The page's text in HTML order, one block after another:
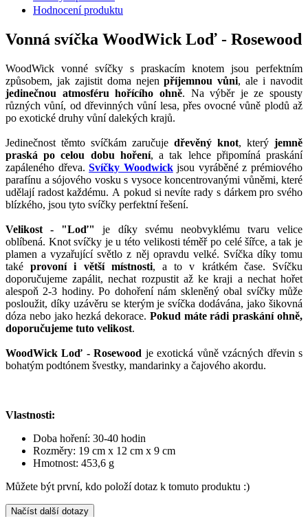
Hodnocení produktu
Vonná svíčka WoodWick Loď - Rosewood
WoodWick vonné svíčky s praskacím knotem jsou perfektním
způsobem, jak zajistit doma nejenpříjemnou vůni, ale i navodit
jedinečnou atmosféru hořícího ohně. Na výběr je ze spousty
různých vůní, od dřevinných vůní lesa, přes ovocné vůně plodů až
po exotické druhy vůní dalekých krajů.
Jedinečnost těmto svíčkám zaručuje dřevěný knot, který jemně
praská po celou dobu hoření, a tak lehce připomíná praskání
zapáleného dřeva.Svíčky Woodwickjsou vyráběné z prémiového
parafínu a sójového vosku s vysoce koncentrovanými vůněmi, které
udělají radost každému. A pokud si nevíte rady s dárkem pro svého
blízkého, jsou tyto svíčky perfektní řešení.
Velikost - "Loď"
je díky svému neobvyklému tvaru velice
oblíbená. Knot svíčky je u této velikosti téměř po celé šířce, a tak je
plamen a vyzařující světlo z něj opravdu velké. Svíčka díky tomu
taképrovoní i větší místnosti, a to v krátkém čase. Svíčku
doporučujeme zapálit, nechat rozpustit až ke kraji a nechat hořet
alespoň 2-3 hodiny. Po dohoření nám skleněný obal svíčky může
posloužit, díky uzávěru se kterým je svíčka dodávána, jako šikovná
dóza nebo jako hezká dekorace. Pokud máte rádi praskání ohně,
doporučujeme tuto velikost.
WoodWick Loď - Rosewood je exotická vůně vzácných dřevin s
bohatým podtónem švestky, mandarinky a čajového akordu.
Vlastnosti:
Doba hoření: 30-40 hodin
Rozměry: 19 cm x 12 cm x 9 cm
Hmotnost: 453,6 g
Můžete být první, kdo položí dotaz k tomuto produktu :)
Načíst další dotazy